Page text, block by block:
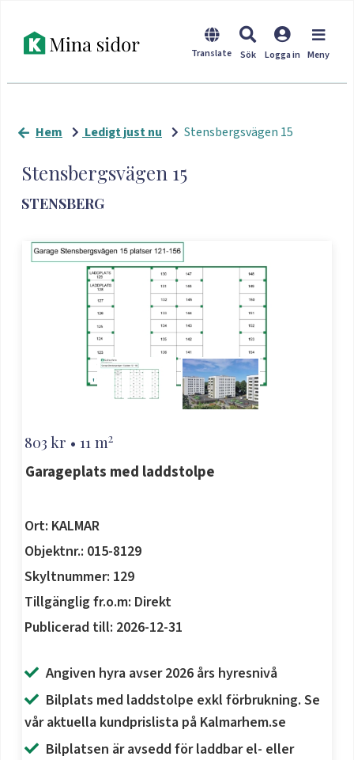
Hem Ledigt just nu Stensbergsvägen 15
Stensbergsvägen 15
STENSBERG
'
803 kr • 11 m2
Garageplats med laddstolpe
Ort: KALMAR
Objektnr.: 015-8129
Skyltnummer: 129
Tillgänglig fr.o.m: Direkt
Publicerad till: 2026-12-31
Angiven hyra avser 2026 års hyresnivå
Bilplats med laddstolpe exkl förbrukning. Se
vår aktuella kundprislista på Kalmarhem.se
Bilplatsen är avsedd för laddbar el- eller